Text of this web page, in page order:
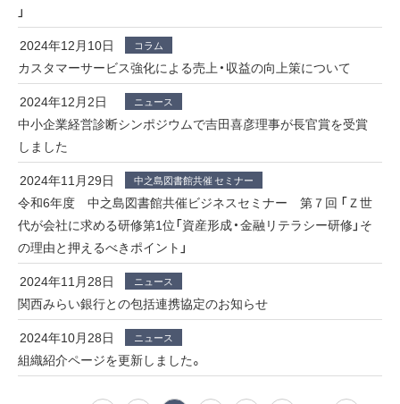
」
2024年12月10日
コラム
カスタマーサービス強化による売上・収益の向上策について
2024年12月2日
ニュース
中小企業経営診断シンポジウムで吉田喜彦理事が長官賞を受賞
しました
2024年11月29日
中之島図書館共催 セミナー
令和6年度 中之島図書館共催ビジネスセミナー 第７回 「Ｚ世
代が会社に求める研修第1位「資産形成・金融リテラシー研修」そ
の理由と押えるべきポイント」
2024年11月28日
ニュース
関西みらい銀行との包括連携協定のお知らせ
2024年10月28日
ニュース
組織紹介ページを更新しました。